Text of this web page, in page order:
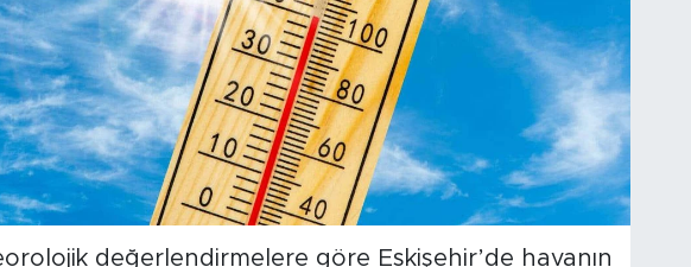
değerlendirmelere göre Eskişehir’de havanın